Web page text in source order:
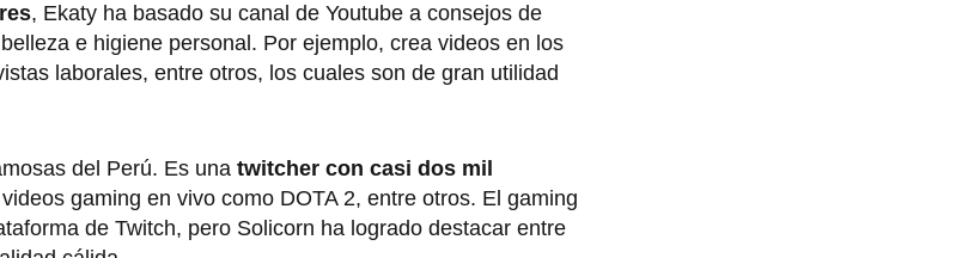
, Ekaty ha basado su canal de Youtube a consejos de
e higiene personal. Por ejemplo, crea videos en los
laborales, entre otros, los cuales son de gran utilidad
del Perú. Es una twitcher con casi dos mil
gaming en vivo como DOTA 2, entre otros. El gaming
de Twitch, pero Solicorn ha logrado destacar entre